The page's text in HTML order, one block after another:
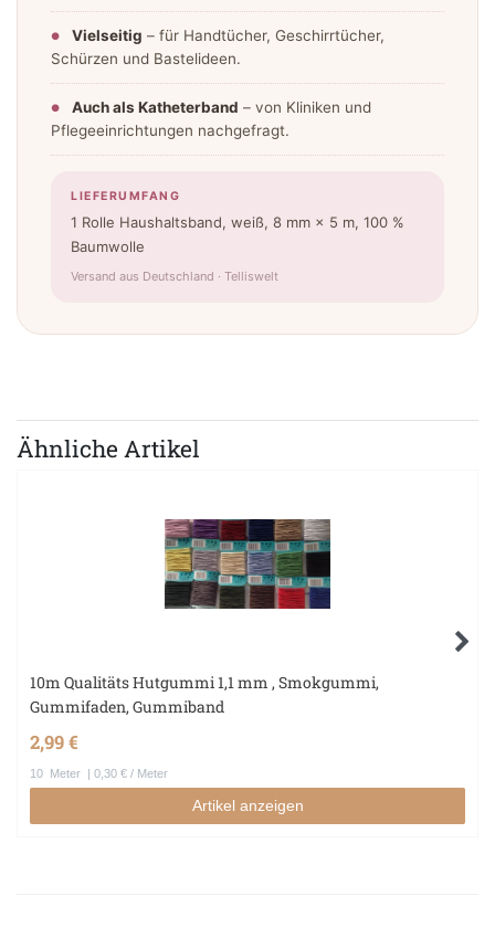
Vielseitig – für Handtücher, Geschirrtücher,
Schürzen und Bastelideen.
Auch als Katheterband – von Kliniken und
Pflegeeinrichtungen nachgefragt.
LIEFERUMFANG
1 Rolle Haushaltsband, weiß, 8 mm × 5 m, 100 %
Baumwolle
Versand aus Deutschland · Telliswelt
Ähnliche Artikel
10m Qualitäts Hutgummi 1,1 mm , Smokgummi,
Gummifaden, Gummiband
2,99 €
10 Meter | 0,30 € / Meter
Artikel anzeigen